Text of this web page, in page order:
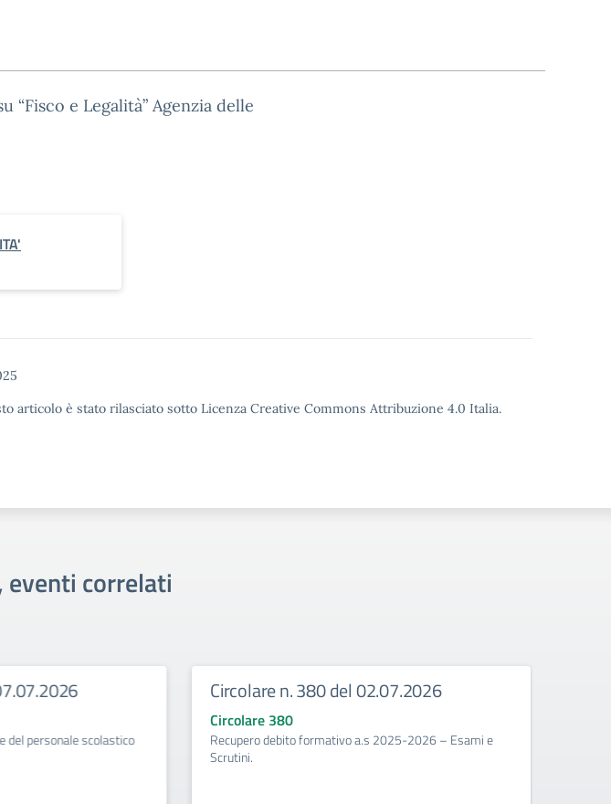
e Legalità” Agenzia delle
articolo è stato rilasciato sotto Licenza Creative Commons Attribuzione 4.0 Italia.
eventi correlati
del personale scolastico
Circolare n. 380 del 02.07.2026
Circolare 380
Recupero debito formativo a.s 2025-2026 – Esami e
Scrutini.